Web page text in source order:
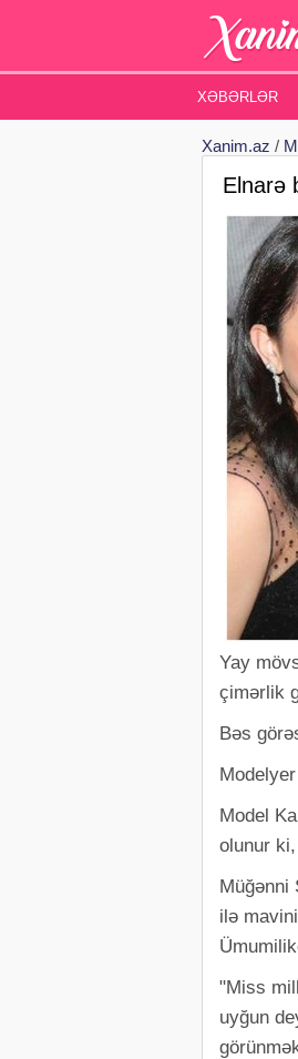
XƏBƏRLƏR
Xanim.az /
Elnarə
Yay
çimərlik
Bəs
Model
olunur
Müğənni
ilə
"Miss
uyğun